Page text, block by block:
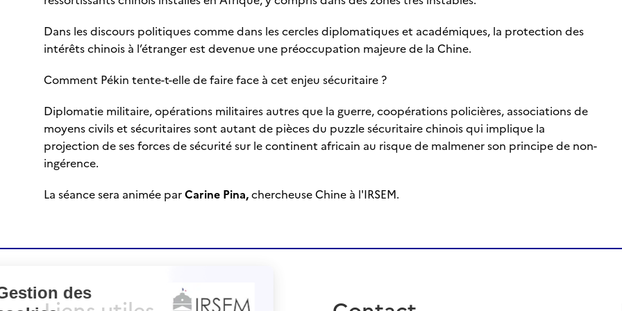
Dans les discours politiques comme dans les cercles diplomatiques et académiques, la protection des
intérêts chinois à l’étranger est devenue une préoccupation majeure de la Chine.
Comment Pékin tente-t-elle de faire face à cet enjeu sécuritaire ?
Diplomatie militaire, opérations militaires autres que la guerre, coopérations policières, associations de
moyens civils et sécuritaires sont autant de pièces du puzzle sécuritaire chinois qui implique la
projection de ses forces de sécurité sur le continent africain au risque de malmener son principe de non-
ingérence.
La séance sera animée parCarine Pina,chercheuse Chine à l'IRSEM.